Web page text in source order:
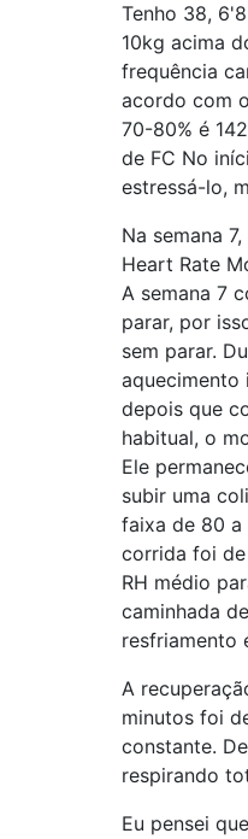
Tenho 38,
10kg acima
frequência
acordo com
70-80% é
de FC No
estressá-lo,
Na semana
Heart Rate
A semana 7
parar, por
sem parar.
aquecimento
depois que
habitual, o
Ele
subir uma
faixa de 80 a
corrida foi de
RH médio
caminhada
resfriamento
A
minutos foi
constante.
respirando
Eu pensei